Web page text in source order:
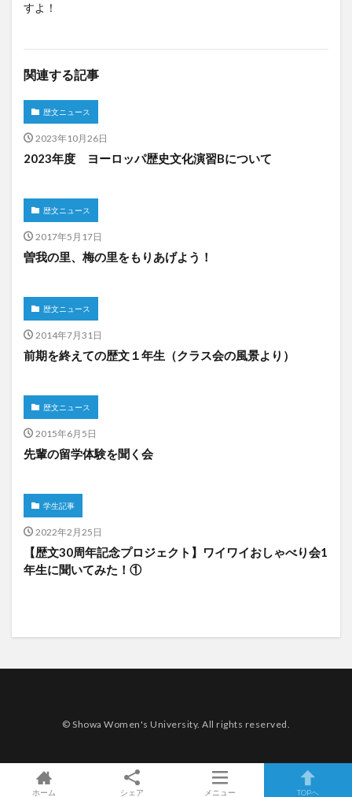
すよ！
関連する記事
歴文ニュース
2023年10月26日
2023年度 ヨーロッパ歴史文化演習Bについて
歴文ニュース
2017年5月17日
曽我の里、梅の里をもりあげよう！
歴文ニュース
2014年7月31日
前期を終えての歴文１年生（クラス会の風景より）
歴文ニュース
2015年6月5日
先輩の留学体験を聞く会
学生記事
2022年2月25日
【歴文30周年記念プロジェクト】ワイワイおしゃべり会1
年生に聞いてみた！①
© Showa Women's University. All rights reserved.
ホーム シェア メニュー TOPへ